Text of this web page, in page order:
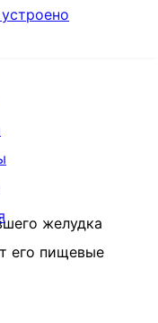
желудка
его пищевые